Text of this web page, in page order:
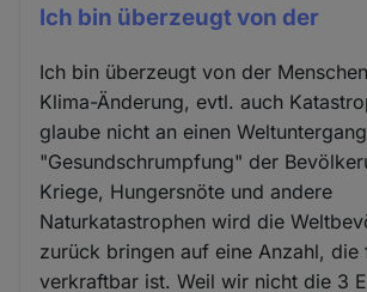
Ich bin überzeugt von der
Ich bin überzeugt von der
Klima-Änderung, evtl. auch
glaube nicht an einen
"Gesundschrumpfung" der
Kriege, Hungersnöte und andere
Naturkatastrophen wird die
zurück bringen auf eine Anzahl, die
verkraftbar ist. Weil wir nicht die 3